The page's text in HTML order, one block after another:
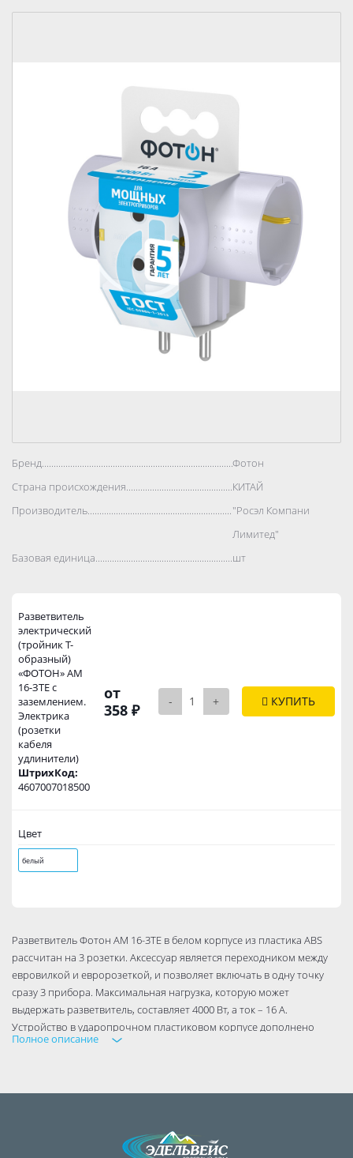
Бренд..................................................................................Фотон
Страна происхождения..................................................................................
КИТАЙ
Производитель..................................................................................
"Росэл Компани
Лимитед"
Базовая единица..................................................................................
шт
Разветвитель
электрический
(тройник Т-
образный)
«ФОТОН» АМ
16-ЗТЕ с
заземлением.
Электрика
(розетки
кабеля
удлинители)
ШтрихКод:
4607007018500
от
358 ₽
- + КУПИТЬ
Цвет
белый
Разветвитель Фотон АМ 16-3ТЕ в белом корпусе из пластика ABS
рассчитан на 3 розетки. Аксессуар является переходником между
евровилкой и евророзеткой, и позволяет включать в одну точку
сразу 3 прибора. Максимальная нагрузка, которую может
выдержать разветвитель, составляет 4000 Вт, а ток – 16 А.
Устройство в ударопрочном пластиковом корпусе дополнено
заземляющим контактом. Рабочая частота разветвителя Фотон АМ
Полное описание